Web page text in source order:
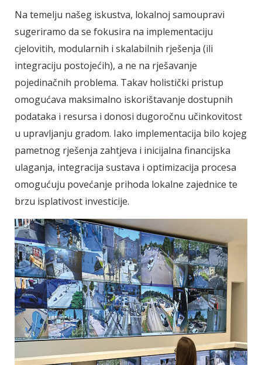
Na temelju našeg iskustva, lokalnoj samoupravi
sugeriramo da se fokusira na implementaciju
cjelovitih, modularnih i skalabilnih rješenja (ili
integraciju postojećih), a ne na rješavanje
pojedinačnih problema. Takav holistički pristup
omogućava maksimalno iskorištavanje dostupnih
podataka i resursa i donosi dugoročnu učinkovitost
u upravljanju gradom. Iako implementacija bilo kojeg
pametnog rješenja zahtjeva i inicijalna financijska
ulaganja, integracija sustava i optimizacija procesa
omogućuju povećanje prihoda lokalne zajednice te
brzu isplativost investicije.